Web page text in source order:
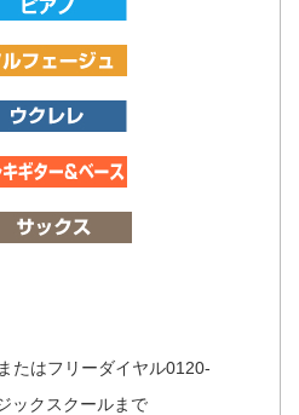
たはフリーダイヤル0120-
クスクールまで